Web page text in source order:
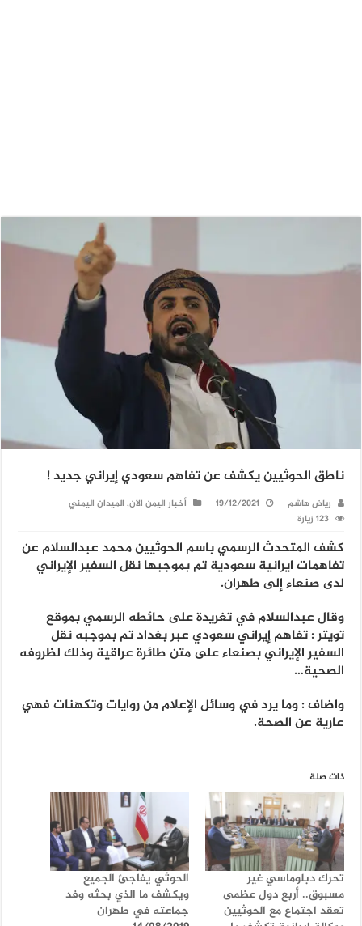
ناطق الحوثيين يكشف عن تفاهم سعودي إيراني جديد !
رياض هاشم 19/12/2021 أخبار اليمن الآن, الميدان اليمني
123 زيارة
كشف المتحدث الرسمي باسم الحوثيين محمد عبدالسلام عن
تفاهمات ايرانية سعودية تم بموجبها نقل السفير الإيراني
لدى صنعاء إلى طهران.
وقال عبدالسلام في تغريدة على حائطه الرسمي بموقع
تويتر : تفاهم إيراني سعودي عبر بغداد تم بموجبه نقل
السفير الإيراني بصنعاء على متن طائرة عراقية وذلك لظروفه
الصحية…
واضاف : وما يرد في وسائل الإعلام من روايات وتكهنات فهي
عارية عن الصحة.
ذات صلة
تحرك دبلوماسي غير
مسبوق.. أربع دول عظمى
تعقد اجتماع مع الحوثيين
الحوثي يفاجئ الجميع
ويكشف ما الذي بحثه وفد
جماعته في طهران